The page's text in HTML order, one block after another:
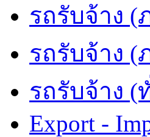
รถรับจ้าง (
รถรับจ้าง
รถรับจ้าง (
Export -